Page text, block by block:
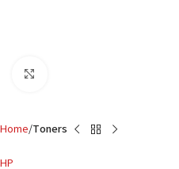
Home Toners
HP